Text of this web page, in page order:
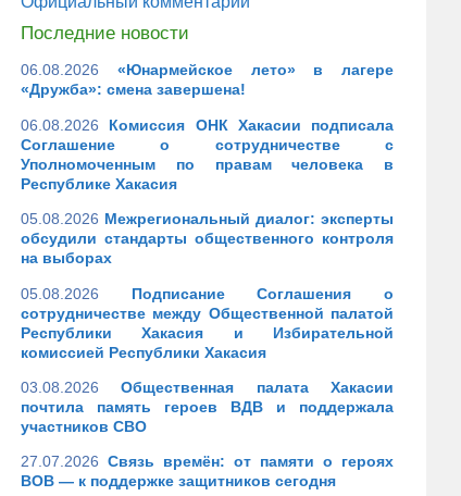
Последние новости
06.08.2026
«Юнармейское лето» в лагере
«Дружба»: смена завершена!
06.08.2026
Комиссия ОНК Хакасии подписала
Соглашение о сотрудничестве с
Уполномоченным по правам человека в
Республике Хакасия
05.08.2026 Межрегиональный диалог: эксперты
обсудили стандарты общественного контроля
на выборах
05.08.2026
Подписание Соглашения о
сотрудничестве между Общественной палатой
Республики Хакасия и Избирательной
комиссией Республики Хакасия
03.08.2026
Общественная палата Хакасии
почтила память героев ВДВ и поддержала
участников СВО
27.07.2026 Связь времён: от памяти о героях
ВОВ — к поддержке защитников сегодня